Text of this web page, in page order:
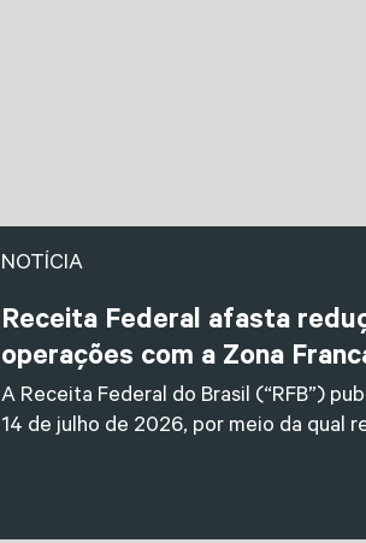
NOTÍCIA
Receita Federal afasta
operações com a Zona
A Receita Federal do Brasil (“RFB”)
14 de julho de 2026, por meio da qual